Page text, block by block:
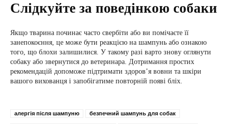
Слідкуйте за поведінкою собаки
Якщо тварина починає часто свербіти або ви помічаєте її
занепокоєння, це може бути реакцією на шампунь або ознакою
того, що блохи залишилися. У такому разі варто знову оглянути
собаку або звернутися до ветеринара. Дотримання простих
рекомендацій допоможе підтримати здоров’я вовни та шкіри
вашого вихованця і запобігатиме повторній появі бліх.
алергія після шампуню безпечний шампунь для собак